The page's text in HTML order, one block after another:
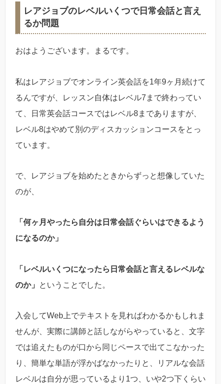
レアジョブのレベルいくつで日常会話と言え
るか問題
おはようございます。まるです。
私はレアジョブでオンライン英会話を1年9ヶ月続けて
るんですが、レッスン自体はレベル7まで終わってい
て、日常英会話コースではレベル8までありますが、
レベル8はやめて別のディスカッションコースをとっ
ています。
で、レアジョブを始めたときからずっと想像していた
のが、
「何ヶ月やったら自分は日常会話ぐらいはできるよう
になるのか」
「レベルいくつになったら日常会話と言えるレベルな
のか」
ということでした。
入会してWeb上でテキストを見ればわかるかもしれま
せんが、実際に講師と話しながらやっていると、文字
では追えたものが口から同じペースで出てこなかった
り、簡単な単語が浮かばなかったりと、リアルな会話
レベルは自分が思っているより1つ、いや2つ下くらい